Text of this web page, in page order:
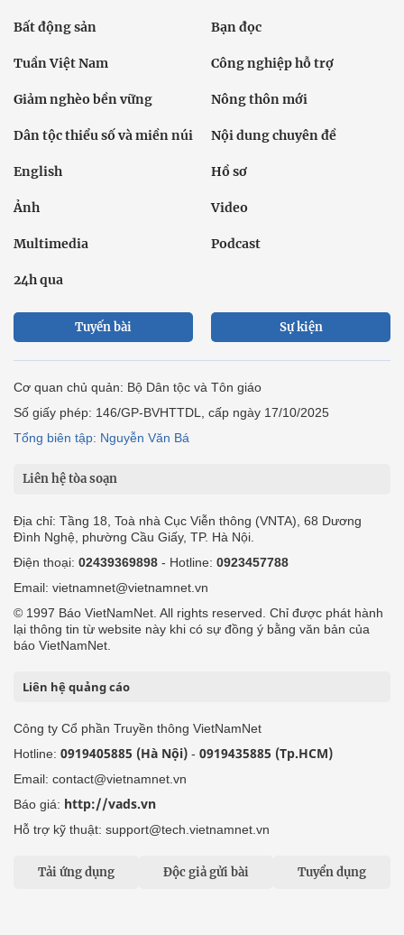
Bất động sản Bạn đọc
Tuần Việt Nam Công nghiệp hỗ trợ
Giảm nghèo bền vững Nông thôn mới
Dân tộc thiểu số và miền núi Nội dung chuyên đề
English Hồ sơ
Ảnh Video
Multimedia Podcast
24h qua
Tuyến bài Sự kiện
Cơ quan chủ quản: Bộ Dân tộc và Tôn giáo
Số giấy phép: 146/GP-BVHTTDL, cấp ngày 17/10/2025
Tổng biên tập: Nguyễn Văn Bá
Liên hệ tòa soạn
Địa chỉ: Tầng 18, Toà nhà Cục Viễn thông (VNTA), 68 Dương
Đình Nghệ, phường Cầu Giấy, TP. Hà Nội.
Điện thoại: 02439369898 - Hotline: 0923457788
Email: vietnamnet@vietnamnet.vn
© 1997 Báo VietNamNet. All rights reserved. Chỉ được phát hành
lại thông tin từ website này khi có sự đồng ý bằng văn bản của
báo VietNamNet.
Liên hệ quảng cáo
Công ty Cổ phần Truyền thông VietNamNet
Hotline: 0919405885 (Hà Nội) - 0919435885 (Tp.HCM)
Email: contact@vietnamnet.vn
Báo giá: http://vads.vn
Hỗ trợ kỹ thuật: support@tech.vietnamnet.vn
Tải ứng dụng Độc giả gửi bài Tuyển dụng